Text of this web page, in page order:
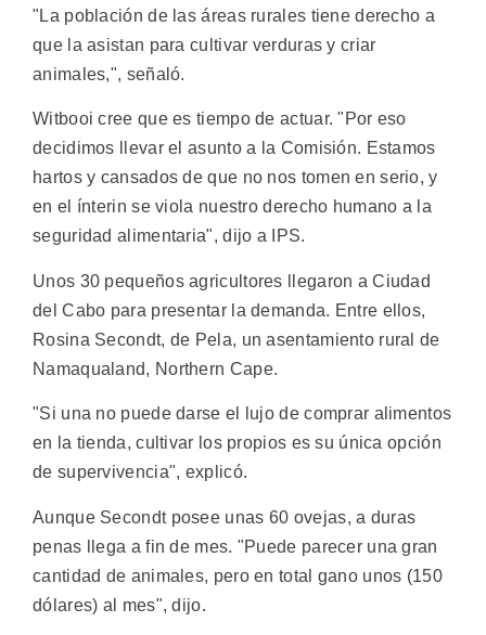
"La población de las áreas rurales tiene derecho a
que la asistan para cultivar verduras y criar
animales,", señaló.
Witbooi cree que es tiempo de actuar. "Por eso
decidimos llevar el asunto a la Comisión. Estamos
hartos y cansados de que no nos tomen en serio, y
en el ínterin se viola nuestro derecho humano a la
seguridad alimentaria", dijo a IPS.
Unos 30 pequeños agricultores llegaron a Ciudad
del Cabo para presentar la demanda. Entre ellos,
Rosina Secondt, de Pela, un asentamiento rural de
Namaqualand, Northern Cape.
"Si una no puede darse el lujo de comprar alimentos
en la tienda, cultivar los propios es su única opción
de supervivencia", explicó.
Aunque Secondt posee unas 60 ovejas, a duras
penas llega a fin de mes. "Puede parecer una gran
cantidad de animales, pero en total gano unos (150
dólares) al mes", dijo.